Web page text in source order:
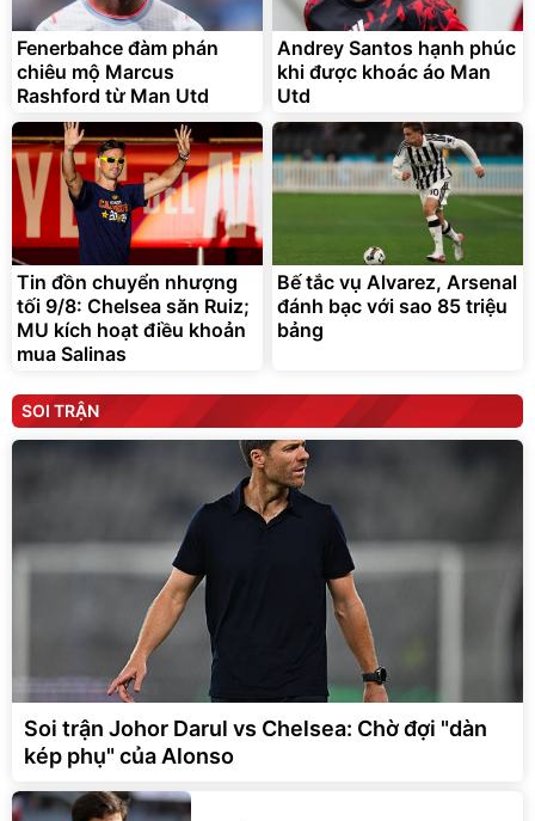
Fenerbahce đàm phán
chiêu mộ Marcus
Rashford từ Man Utd
Andrey Santos hạnh phúc
khi được khoác áo Man
Utd
Tin đồn chuyển nhượng
tối 9/8: Chelsea săn Ruiz;
MU kích hoạt điều khoản
mua Salinas
Bế tắc vụ Alvarez, Arsenal
đánh bạc với sao 85 triệu
bảng
SOI TRẬN
Soi trận Johor Darul vs Chelsea: Chờ đợi "dàn
kép phụ" của Alonso